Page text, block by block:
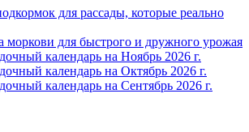
для рассады, которые реально
моркови для быстрого и дружного урожая
календарь на Ноябрь 2026 г.
календарь на Октябрь 2026 г.
календарь на Сентябрь 2026 г.